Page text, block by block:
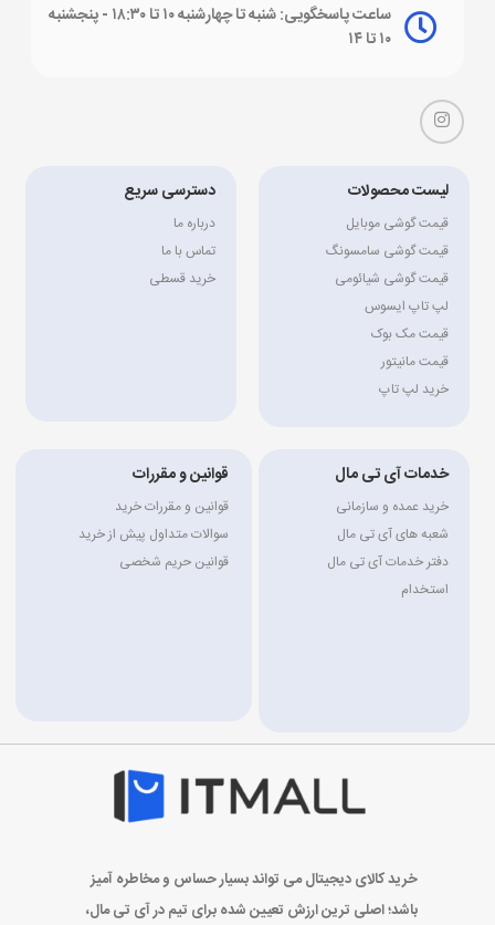
ساعت پاسخگویی: شنبه تا چهارشنبه ۱۰ تا ۱۸:۳۰ - پنجشنبه
۱۰ تا ۱۴
لیست محصولات
قیمت گوشی موبایل
قیمت گوشی سامسونگ
قیمت گوشی شیائومی
لپ تاپ ایسوس
قیمت مک بوک
قیمت مانیتور
خرید لپ تاپ
دسترسی سریع
درباره ما
تماس با ما
خرید قسطی
خدمات آی تی مال
خرید عمده و سازمانی
شعبه های آی تی مال
دفتر خدمات آی تی مال
استخدام
قوانین و مقررات
قوانین و مقررات خرید
سوالات متداول پیش از خرید
قوانین حریم شخصی
خرید کالای دیجیتال می تواند بسیار حساس و مخاطره آمیز
باشد؛ اصلی ترین ارزش تعیین شده برای تیم در آی تی مال،